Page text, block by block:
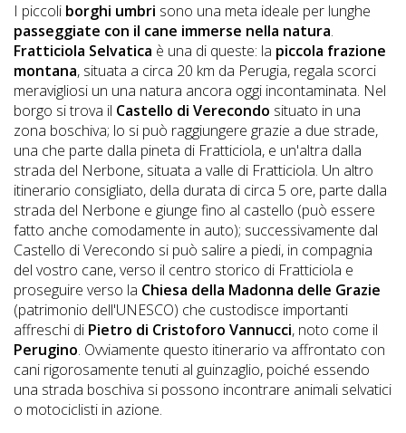
INFO
A
DOG
CHIEDI
CODICE
SCONTO
Video
Tutorial
Lavora
con
I piccoli borghi umbri sono una meta ideale per lunghe
passeggiate con il cane immerse nella natura.
Fratticiola Selvatica è una di queste: la piccola frazione
montana, situata a circa 20 km da Perugia, regala scorci
meravigliosi un una natura ancora oggi incontaminata. Nel
borgo si trova il Castello di Verecondo situato in una
zona boschiva; lo si può raggiungere grazie a due strade,
una che parte dalla pineta di Fratticiola, e un'altra dalla
strada del Nerbone, situata a valle di Fratticiola. Un altro
itinerario consigliato, della durata di circa 5 ore, parte dalla
strada del Nerbone e giunge fino al castello (può essere
fatto anche comodamente in auto); successivamente dal
Castello di Verecondo si può salire a piedi, in compagnia
del vostro cane, verso il centro storico di Fratticiola e
proseguire verso la Chiesa della Madonna delle Grazie
(patrimonio dell'UNESCO) che custodisce importanti
affreschi di Pietro di Cristoforo Vannucci, noto come il
Perugino. Ovviamente questo itinerario va affrontato con
cani rigorosamente tenuti al guinzaglio, poiché essendo
una strada boschiva si possono incontrare animali selvatici
o motociclisti in azione.